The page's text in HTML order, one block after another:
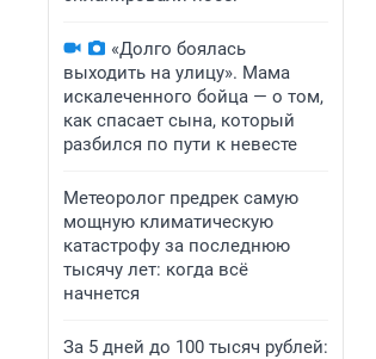
«Долго боялась
выходить на улицу». Мама
искалеченного бойца — о том,
как спасает сына, который
разбился по пути к невесте
Метеоролог предрек самую
мощную климатическую
катастрофу за последнюю
тысячу лет: когда всё
начнется
За 5 дней до 100 тысяч рублей: